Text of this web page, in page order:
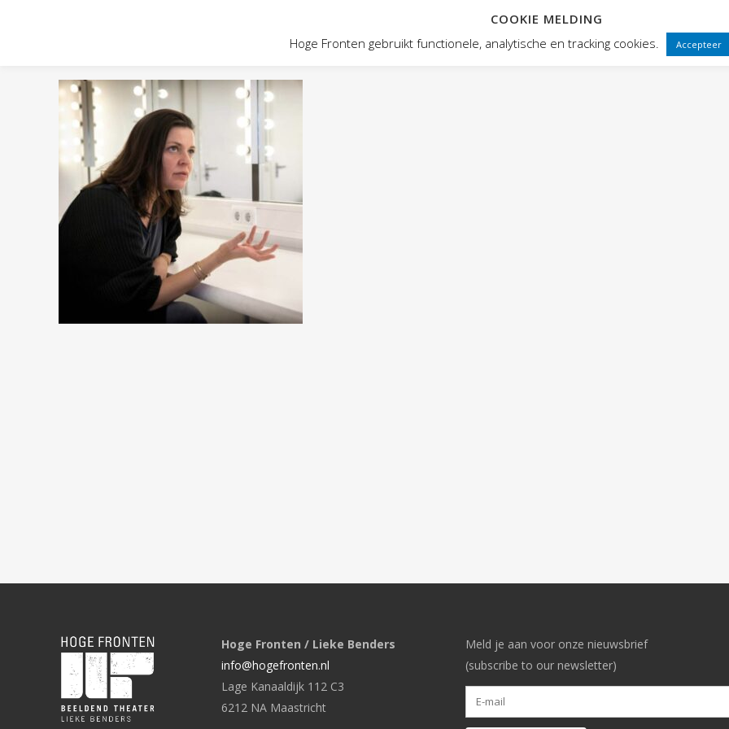
VOORSTELLINGEN PUBLIEKSWERKING
Hoge Fronten / Lieke Benders
info@hogefronten.nl
Lage Kanaaldijk 112 C3
6212 NA Maastricht
Meld je aan voor onze nieuwsbrief
(subscribe to our newsletter)
COOKIE MELDING
Hoge Fronten gebruikt functionele, analytische en tracking cookies.
Accepteer